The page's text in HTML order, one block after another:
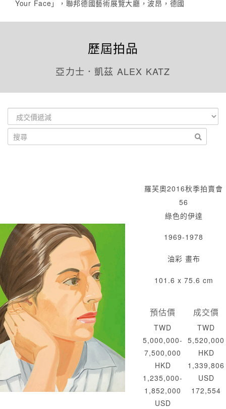
Your Face」，聯邦德國藝術展覽大廳，波昂，德國
歷屆拍品
亞力士．凱茲 ALEX KATZ
羅芙奧2016秋季拍賣會
56
綠色的伊達
1969-1978
油彩 畫布
101.6 x 75.6 cm
預估價
TWD
5,000,000-
7,500,000
HKD
1,235,000-
1,852,000
USD
成交價
TWD
5,520,000
HKD
1,339,806
USD
172,554